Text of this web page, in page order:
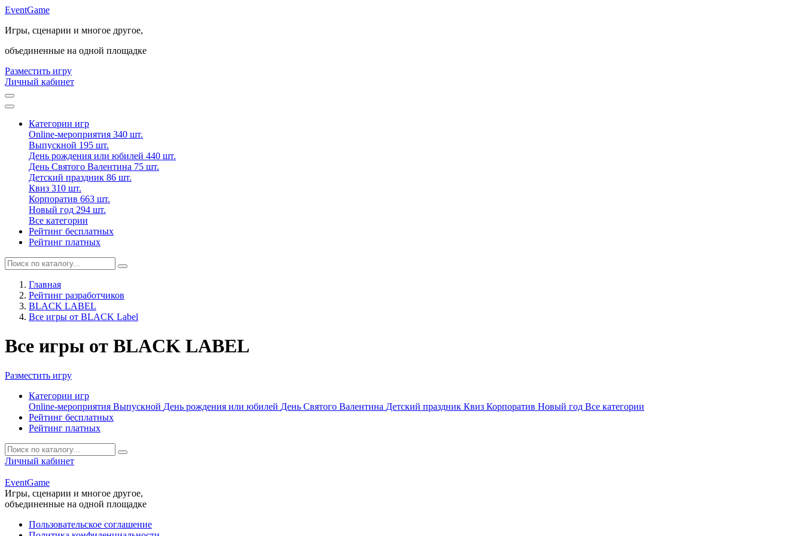
EventGame
Игры, сценарии и многое другое,
объединенные на одной площадке
Разместить игру
Личный кабинет
Категории игр
Online-мероприятия 340 шт.
Выпускной 195 шт.
День рождения или юбилей 440 шт.
День Святого Валентина 75 шт.
Детский праздник 86 шт.
Квиз 310 шт.
Корпоратив 663 шт.
Новый год 294 шт.
Все категории
Рейтинг бесплатных
Рейтинг платных
Главная
Рейтинг разработчиков
BLACK LABEL
Все игры от BLACK Label
Все игры от BLACK LABEL
Разместить игру
Категории игр
Online-мероприятия Выпускной День рождения или юбилей День Святого Валентина Детский праздник Квиз Корпоратив Новый год Все категории
Рейтинг бесплатных
Рейтинг платных
Личный кабинет
EventGame
Игры, сценарии и многое другое,
объединенные на одной площадке
Пользовательское соглашение